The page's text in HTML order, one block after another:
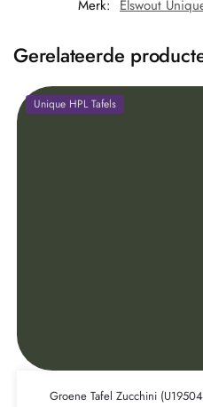
Merk: Elswout
Gerelateerde
Unique HPL Tafels
Groene Tafel Zucchini